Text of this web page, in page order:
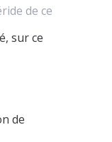
de ce
sur ce
de